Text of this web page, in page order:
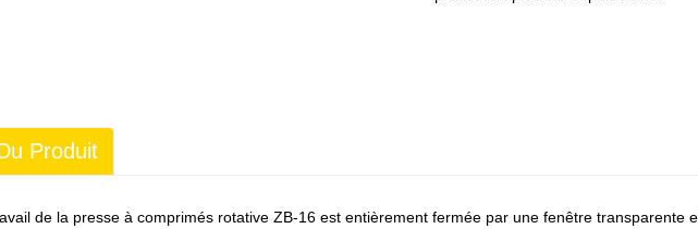
Produit
de la presse à comprimés rotative ZB-16 est entièrement fermée par une fenêtre transparente